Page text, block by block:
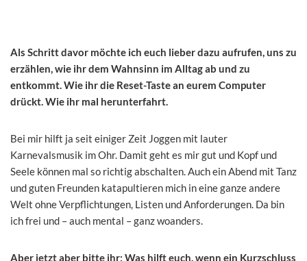
Als Schritt davor möchte ich euch lieber dazu aufrufen, uns zu
erzählen, wie ihr dem Wahnsinn im Alltag ab und zu
entkommt. Wie ihr die Reset-Taste an eurem Computer
drückt. Wie ihr mal herunterfahrt.
Bei mir hilft ja seit einiger Zeit Joggen mit lauter
Karnevalsmusik im Ohr. Damit geht es mir gut und Kopf und
Seele können mal so richtig abschalten. Auch ein Abend mit Tanz
und guten Freunden katapultieren mich in eine ganze andere
Welt ohne Verpflichtungen, Listen und Anforderungen. Da bin
ich frei und – auch mental – ganz woanders.
Aber jetzt aber bitte ihr: Was hilft euch, wenn ein Kurzschluss